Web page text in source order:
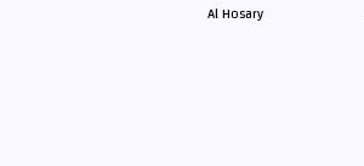
Al Hosary